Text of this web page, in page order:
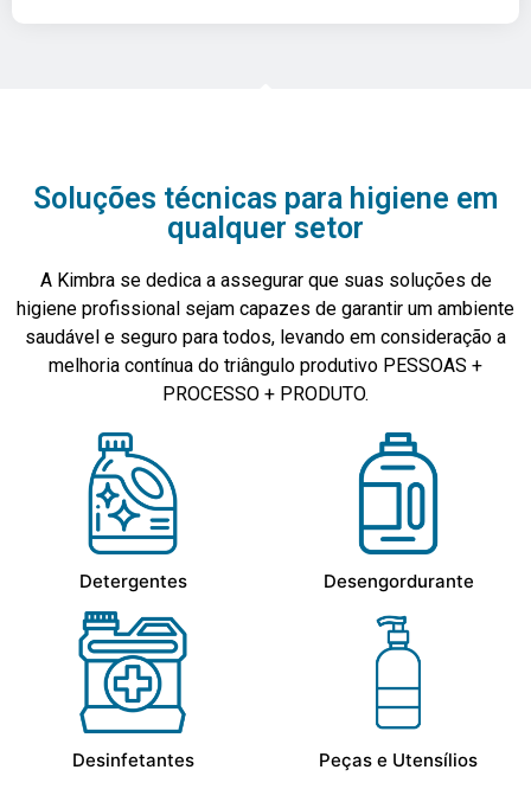
Soluções técnicas para higiene em
qualquer setor
A Kimbra se dedica a assegurar que suas soluções de
higiene profissional sejam capazes de garantir um ambiente
saudável e seguro para todos, levando em consideração a
melhoria contínua do triângulo produtivo PESSOAS +
PROCESSO + PRODUTO.
Detergentes Desengordurante
Desinfetantes Peças e Utensílios